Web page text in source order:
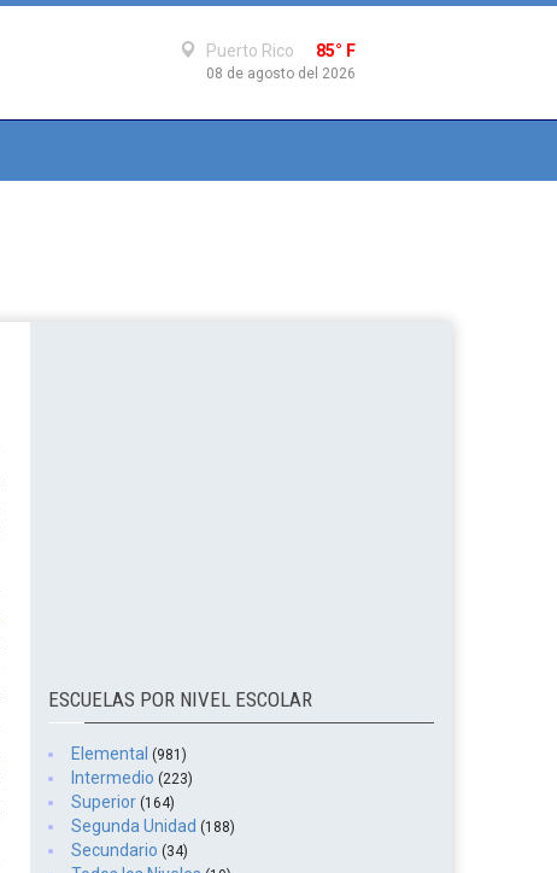
Puerto Rico 85° F
08 de agosto del 2026
ESCUELAS POR NIVEL ESCOLAR
Elemental (981)
Intermedio (223)
Superior (164)
Segunda Unidad (188)
Secundario (34)